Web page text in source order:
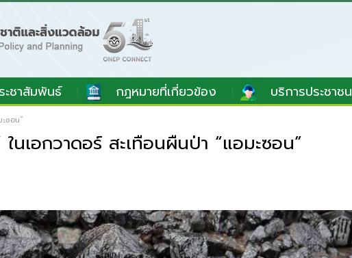
ะชาสัมพันธ์ กฎหมายที่เกี่ยวข้อง บริการประชาชน
ซอน”
เอกวาดอร์ สะเทือนผืนป่า “แอมะซอน”